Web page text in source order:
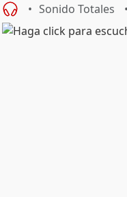
Sonido Totales